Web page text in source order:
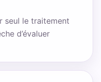
seul le traitement
d’évaluer